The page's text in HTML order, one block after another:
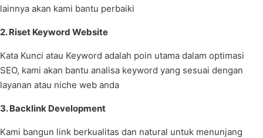
lainnya akan kami bantu perbaiki
2. Riset Keyword Website
Kata Kunci atau Keyword adalah poin utama dalam optimasi
SEO, kami akan bantu analisa keyword yang sesuai dengan
layanan atau niche web anda
3. Backlink Development
Kami bangun link berkualitas dan natural untuk menunjang